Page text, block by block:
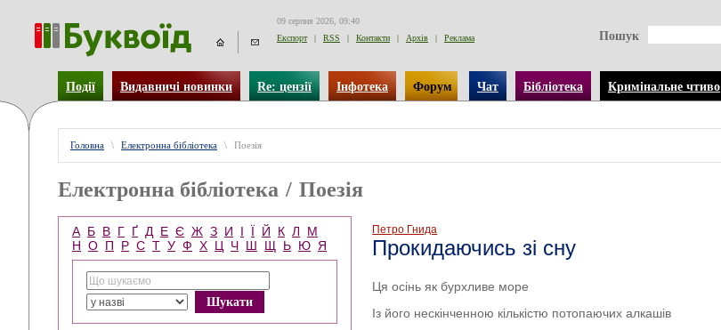
09 серпня 2026, 09:40
Експорт
| RSS | Контакти | Архів | Реклама Пошук
Події Видавничі новинки Re: цензії Інфотека Форум Чат Бібліотека Кримінальне чтиво
Головна \ Електронна бібліотека \ Поезія
Електронна бібліотека / Поезія
А Б В Г Ґ Д Е Є Ж З И І Ї Й К Л
М
Н О П Р С Т У Ф Х Ц Ч Ш Щ Ь Ю Я
Петро Гнида
Прокидаючись зі сну
Ця осінь як бурхливе море
Із його нескінченною кількістю потопаючих алкашів